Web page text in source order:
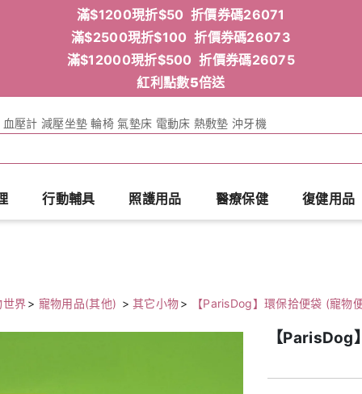
滿$1200現折$50 折價券碼26071
滿$2500現折$100 折價券碼26073
滿$12000現折$500 折價券碼26075
紅利點數5倍送
血壓計 減壓坐墊 輪椅 氣墊床 電動床 熱敷墊 沖牙機
行動輔具 照護用品 醫療保健 復健用品
世界> 寵物用品(其他) >其它小物> 【ParisDog】環保拾便袋 (寵物
【ParisDog